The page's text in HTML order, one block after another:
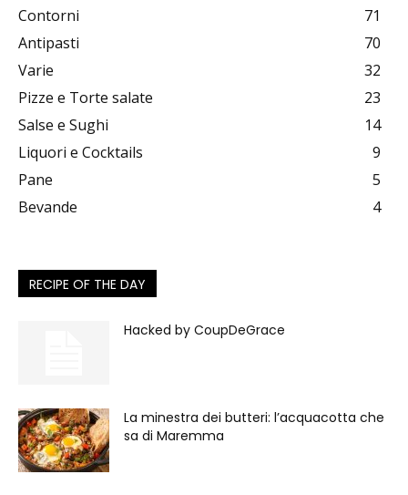
Contorni
71
Antipasti
70
Varie
32
Pizze e Torte salate
23
Salse e Sughi
14
Liquori e Cocktails
9
Pane
5
Bevande
4
RECIPE OF THE DAY
Hacked by CoupDeGrace
La minestra dei butteri: l’acquacotta che
sa di Maremma